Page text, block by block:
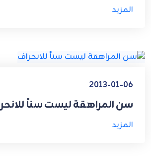
المزيد
2013-01-06
سن المراهقة ليست سناً
المزيد